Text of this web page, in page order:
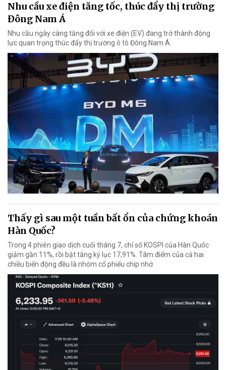
Nhu cầu xe điện tăng tốc, thúc đẩy thị trường
Đông Nam Á
Nhu cầu ngày càng tăng đối với xe điện (EV) đang trở thành động
lực quan trọng thúc đẩy thị trường ô tô Đông Nam Á.
Thấy gì sau một tuần bất ổn của chứng khoán
Hàn Quốc?
Trong 4 phiên giao dịch cuối tháng 7, chỉ số KOSPI của Hàn Quốc
giảm gần 11%, rồi bật tăng kỷ lục 17,91%. Tâm điểm của cả hai
chiều biến động đều là nhóm cổ phiếu chip nhớ.